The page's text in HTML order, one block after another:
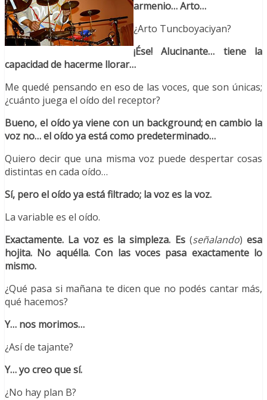
armenio… Arto…
¿Arto Tuncboyaciyan?
¡Ése! Alucinante… tiene la
capacidad de hacerme llorar…
Me quedé pensando en eso de las voces, que son únicas;
¿cuánto juega el oído del receptor?
Bueno, el oído ya viene con un background; en cambio la
voz no… el oído ya está como predeterminado…
Quiero decir que una misma voz puede despertar cosas
distintas en cada oído…
Sí, pero el oído ya está filtrado; la voz es la voz.
La variable es el oído.
Exactamente. La voz es la simpleza. Es(señalando) esa
hojita. No aquélla. Con las voces pasa exactamente lo
mismo.
¿Qué pasa si mañana te dicen que no podés cantar más,
qué hacemos?
Y… nos morimos…
¿Así de tajante?
Y… yo creo que sí.
¿No hay plan B?